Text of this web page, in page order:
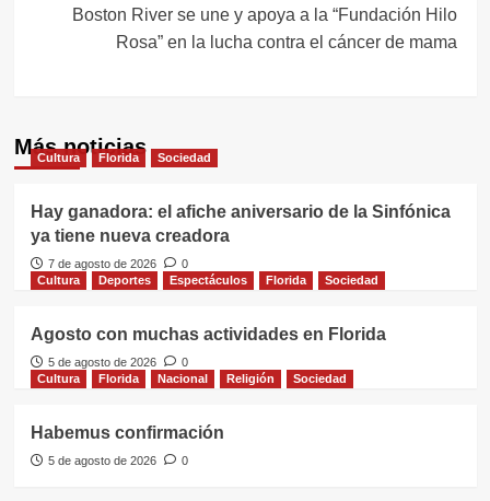
Boston River se une y apoya a la “Fundación Hilo
Rosa” en la lucha contra el cáncer de mama
Más noticias
Cultura Florida Sociedad
Hay ganadora: el afiche aniversario de la Sinfónica
ya tiene nueva creadora
7 de agosto de 2026
0
Cultura
Deportes Espectáculos Florida Sociedad
Agosto con muchas actividades en Florida
5 de agosto de 2026
0
Cultura
Florida Nacional Religión Sociedad
Habemus confirmación
5 de agosto de 2026 0